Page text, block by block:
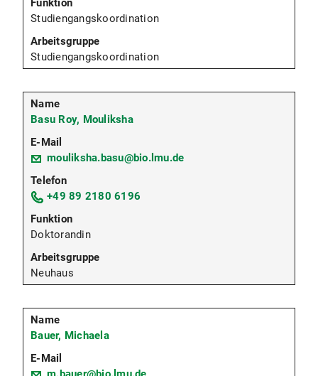
Studiengangskoordination
Studiengangskoordination
Basu Roy, Mouliksha
mouliksha.basu@bio.lmu.de
+49 89 2180 6196
Doktorandin
Neuhaus
Bauer, Michaela